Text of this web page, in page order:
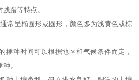
踏等特点。
常呈椭圆形或圆形，颜色多为浅黄色或棕
播种时间可以根据地区和气候条件而定，
。